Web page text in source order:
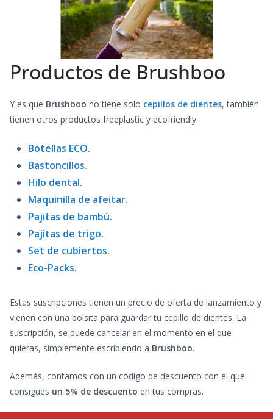
Productos de Brushboo
Y es que Brushboo no tiene solo cepillos de dientes, también
tienen otros productos freeplastic y ecofriendly:
Botellas ECO.
Bastoncillos.
Hilo dental.
Maquinilla de afeitar.
Pajitas de bambú.
Pajitas de trigo.
Set de cubiertos.
Eco-Packs.
Estas suscripciones tienen un precio de oferta de lanzamiento y
vienen con una bolsita para guardar tu cepillo de dientes. La
suscripción, se puede cancelar en el momento en el que
quieras, simplemente escribiendo a Brushboo.
Además, contamos con un código de descuento con el que
consigues un 5% de descuento en tus compras.